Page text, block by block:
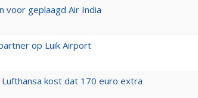
voor geplaagd Air India
op Luik Airport
kost dat 170 euro extra